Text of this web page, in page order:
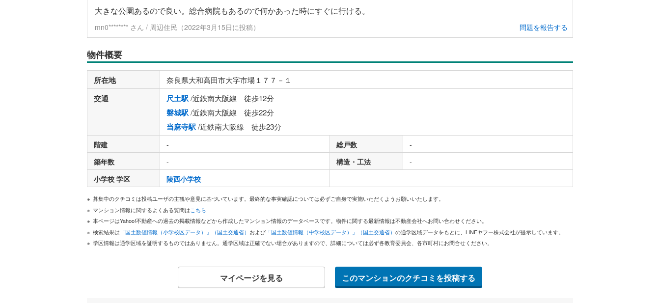
大きな公園あるので良い。総合病院もあるので何かあった時にすぐに行ける。
mn0******** さん / 周辺住民（2022年3月15日に投稿） 問題を報告する
物件概要
所在地 奈良県大和高田市大字市場１７７－１
交通 尺土駅/近鉄南大阪線 徒歩12分
磐城駅/近鉄南大阪線 徒歩22分
当麻寺駅/近鉄南大阪線 徒歩23分
階建 - 総戸数
-
築年数
- 構造・工法
-
小学校 学区
陵西小学校
募集中のクチコミは投稿ユーザの主観や意見に基づいています。最終的な事実確認については必ずご自身で実施いただくようお願いいたします。
マンション情報に関するよくある質問はこちら
本ページはYahoo!不動産への過去の掲載情報などから作成したマンション情報のデータベースです。物件に関する最新情報は不動産会社へお問い合わせください。
検索結果は 「国土数値情報（小学校区データ）」（国土交通省） および 「国土数値情報（中学校区データ）」（国土交通省） の通学区域データをもとに、LINEヤフー株式会社が提示しています。
学区情報は通学区域を証明するものではありません。通学区域は正確でない場合がありますので、詳細については必ず各教育委員会、各市町村にお問合せください。
マイページを見る このマンションのクチコミを投稿する